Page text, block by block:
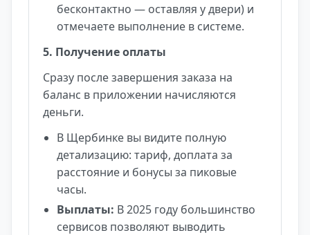
бесконтактно — оставляя у двери) и
отмечаете выполнение в системе.
5. Получение оплаты
Сразу после завершения заказа на
баланс в приложении начисляются
деньги.
В Щербинке вы видите полную
детализацию: тариф, доплата за
расстояние и бонусы за пиковые
часы.
Выплаты: В 2025 году большинство
сервисов позволяют выводить